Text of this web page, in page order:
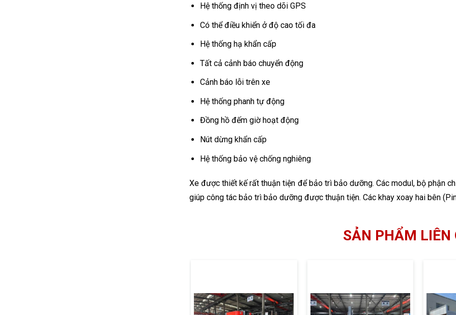
Hệ thống định vị theo dõi GPS
Có thể điều khiển ở độ cao tối đa
Hệ thống hạ khẩn cấp
Tất cả cảnh báo chuyển động
Cảnh báo lỗi trên xe
Hệ thống phanh tự động
Đồng hồ đếm giờ hoạt động
Nút dừng khẩn cấp
Hệ thống bảo vệ chống nghiêng
Xe được thiết kế rất thuận tiện để bảo trì bảo dưỡng. Các modul, bộ phận
giúp công tác bảo trì bảo dưỡng được thuận tiện. Các khay xoay hai bên
SẢN PHẨM LIÊN